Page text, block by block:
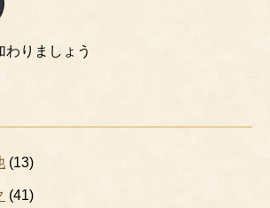
りましょう
(13)
(41)